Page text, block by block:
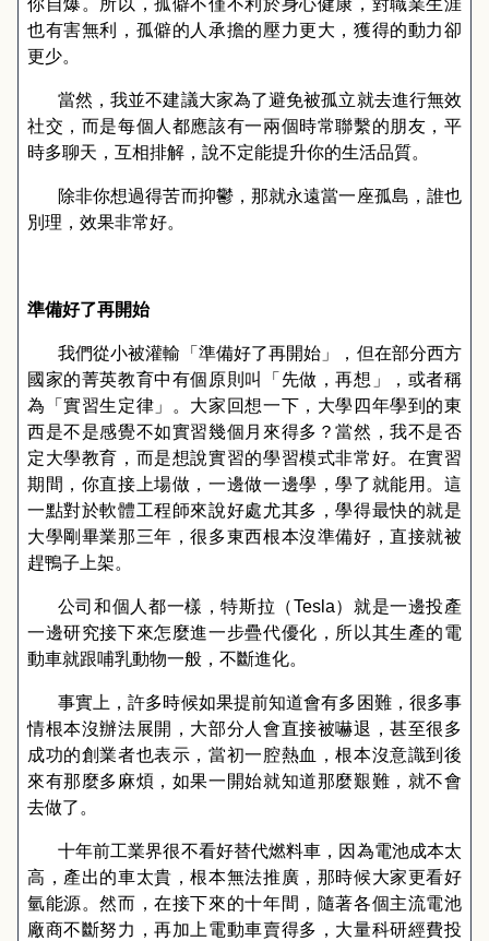
你自爆。所以，孤僻不僅不利於身心健康，對職業生涯
也有害無利，孤僻的人承擔的壓力更大，獲得的動力卻
更少。
當然，我並不建議大家為了避免被孤立就去進行無效
社交，而是每個人都應該有一兩個時常聯繫的朋友，平
時多聊天，互相排解，說不定能提升你的生活品質。
除非你想過得苦而抑鬱，那就永遠當一座孤島，誰也
別理，效果非常好。
準備好了再開始
我們從小被灌輸「準備好了再開始」，但在部分西方
國家的菁英教育中有個原則叫「先做，再想」，或者稱
為「實習生定律」。大家回想一下，大學四年學到的東
西是不是感覺不如實習幾個月來得多？當然，我不是否
定大學教育，而是想說實習的學習模式非常好。在實習
期間，你直接上場做，一邊做一邊學，學了就能用。這
一點對於軟體工程師來說好處尤其多，學得最快的就是
大學剛畢業那三年，很多東西根本沒準備好，直接就被
趕鴨子上架。
公司和個人都一樣，特斯拉（Tesla）就是一邊投產
一邊研究接下來怎麼進一步疊代優化，所以其生產的電
動車就跟哺乳動物一般，不斷進化。
事實上，許多時候如果提前知道會有多困難，很多事
情根本沒辦法展開，大部分人會直接被嚇退，甚至很多
成功的創業者也表示，當初一腔熱血，根本沒意識到後
來有那麼多麻煩，如果一開始就知道那麼艱難，就不會
去做了。
十年前工業界很不看好替代燃料車，因為電池成本太
高，產出的車太貴，根本無法推廣，那時候大家更看好
氫能源。然而，在接下來的十年間，隨著各個主流電池
廠商不斷努力，再加上電動車賣得多，大量科研經費投